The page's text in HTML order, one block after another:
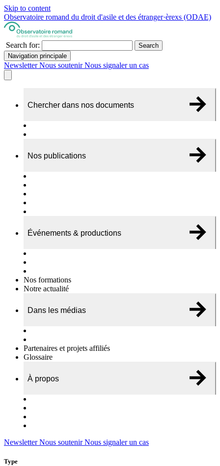
Skip to content
Observatoire romand du droit d'asile et des étranger·èrexs (ODAE)
Search for:
Search
Navigation principale
NewsletterNous soutenirNous signaler un cas
Chercher dans nos documents
Nos publications
Événements & productions
Nos formations
Notre actualité
Dans les médias
Partenaires et projets affiliés
Glossaire
À propos
NewsletterNous soutenirNous signaler un cas
Type